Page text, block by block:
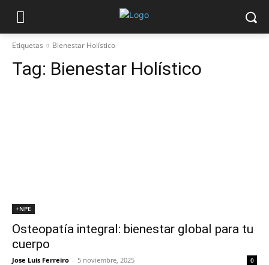
Etiquetas Bienestar Holístico
Tag: Bienestar Holístico
+NPE
Osteopatía integral: bienestar global para tu
cuerpo
Jose Luis Ferreiro - 5 noviembre, 2025 0